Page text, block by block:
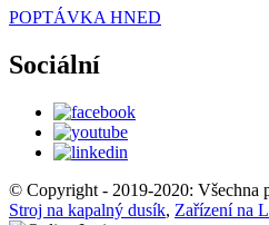
POPTÁVKA HNED
Sociální
© Copyright - 2019-2020: Všechna
Stroj na kapalný dusík, Zařízení na